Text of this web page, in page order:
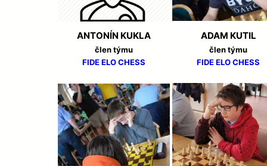
ÚSPĚCHY MLADÝCH
BESKYDECH
10/04/2024
O VELIKONOČNÍHO
MLÁDEŽ
11/02/2024 NÁMĚŠŤ N.
POLOFINÁLE
ANTONÍN KUKLA
člen týmu
FIDEELO CHESS
ADAM KUTIL
člen týmu
FIDEELO CHESS